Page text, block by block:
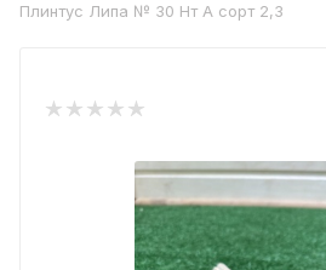
Плинтус Липа № 30 Нт А сорт 2,3